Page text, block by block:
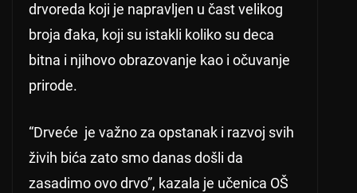
drvoreda koji je napravljen u čast velikog
broja đaka, koji su istakli koliko su deca
bitna i njihovo obrazovanje kao i očuvanje
prirode.
“Drveće je važno za opstanak i razvoj svih
živih bića zato smo danas došli da
zasadimo ovo drvo”, kazala je učenica OŠ